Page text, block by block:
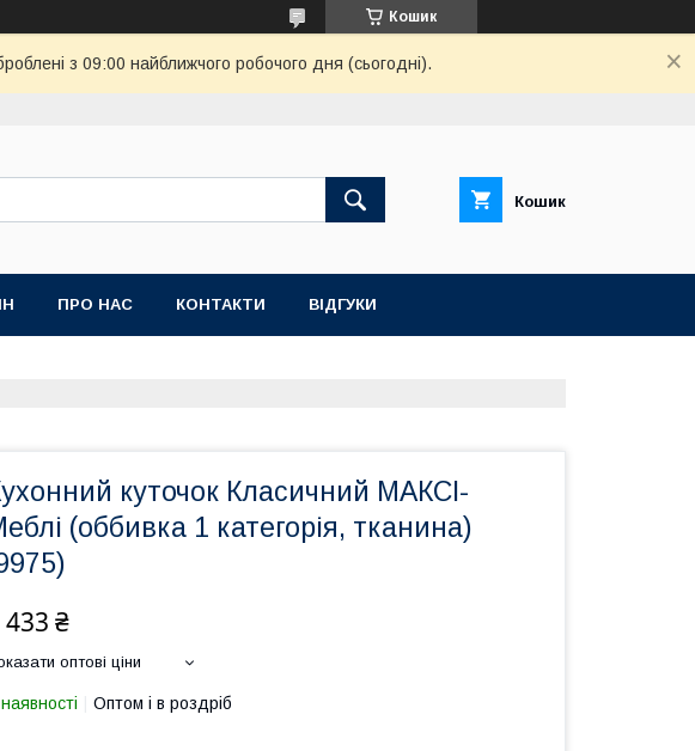
Кошик
з 09:00 найближчого робочого дня (сьогодні).
Кошик
ПРО НАС КОНТАКТИ ВІДГУКИ
куточок Класичний МАКСІ-
(оббивка 1 категорія, тканина)
433 ₴
оптові ціни
Оптом і в роздріб